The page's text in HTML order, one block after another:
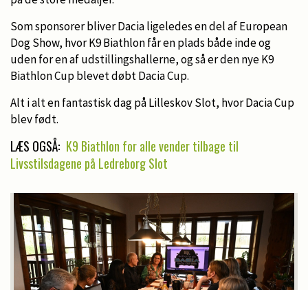
Som sponsorer bliver Dacia ligeledes en del af European
Dog Show, hvor K9 Biathlon får en plads både inde og
uden for en af udstillingshallerne, og så er den nye K9
Biathlon Cup blevet døbt Dacia Cup.
Alt i alt en fantastisk dag på Lilleskov Slot, hvor Dacia Cup
blev født.
LÆS OGSÅ: K9 Biathlon for alle vender tilbage til
Livsstilsdagene på Ledreborg Slot